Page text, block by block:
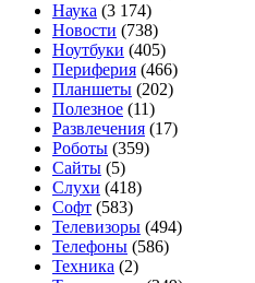
Наука (3 174)
Новости (738)
Ноутбуки (405)
Периферия (466)
Планшеты (202)
Полезное (11)
Развлечения (17)
Роботы (359)
Сайты (5)
Слухи (418)
Софт (583)
Телевизоры (494)
Телефоны (586)
Техника (2)